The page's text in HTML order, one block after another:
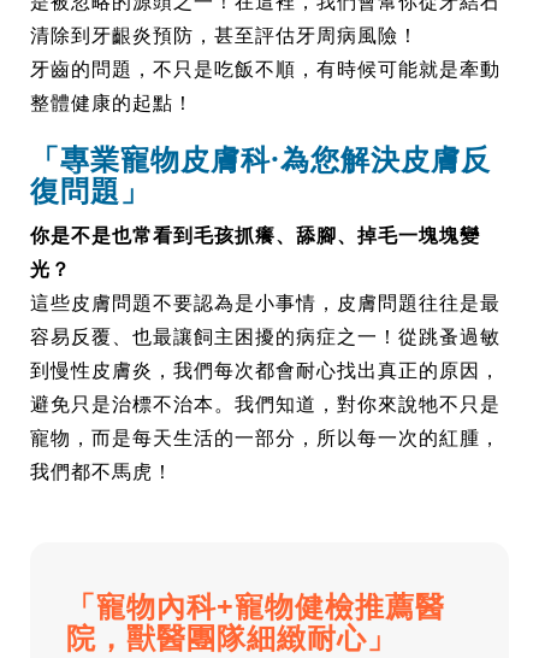
清除到牙齦炎預防，甚至評估牙周病風險！
牙齒的問題，不只是吃飯不順，有時候可能就是牽動
整體健康的起點！
「專業寵物皮膚科·為您解決皮膚反
復問題」
你是不是也常看到毛孩抓癢、舔腳、掉毛一塊塊變
光？
這些皮膚問題不要認為是小事情，皮膚問題往往是最
容易反覆、也最讓飼主困擾的病症之一！從跳蚤過敏
到慢性皮膚炎，我們每次都會耐心找出真正的原因，
避免只是治標不治本。我們知道，對你來說牠不只是
寵物，而是每天生活的一部分，所以每一次的紅腫，
我們都不馬虎！
「寵物內科+寵物健檢推薦醫
院，獸醫團隊細緻耐心」